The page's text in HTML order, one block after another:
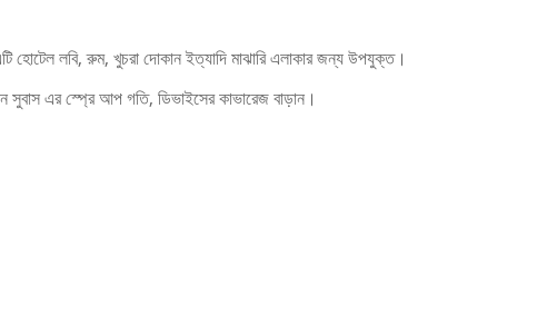
হোটেল লবি, রুম, খুচরা দোকান ইত্যাদি মাঝারি এলাকার জন্য উপযুক্ত।
সুবাস এর স্প্রে আপ গতি, ডিভাইসের কাভারেজ বাড়ান।